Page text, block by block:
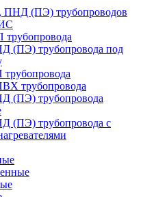
(ПЭ) трубопроводов
(ПЭ) трубопровода под
трубопровода
(ПЭ) трубопровода
(ПЭ) трубопровода с